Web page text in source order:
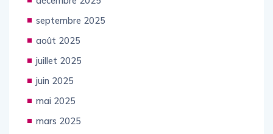
septembre 2025
août 2025
juillet 2025
juin 2025
mai 2025
mars 2025